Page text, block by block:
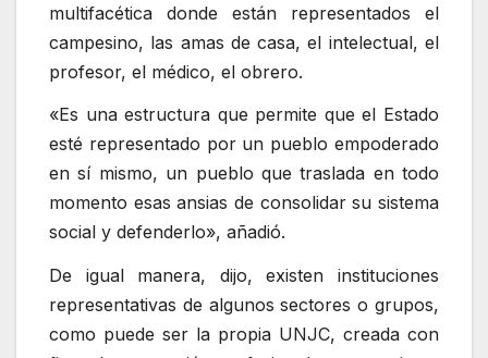
multifacética donde están representados el
campesino, las amas de casa, el intelectual, el
profesor, el médico, el obrero.
«Es una estructura que permite que el Estado
esté representado por un pueblo empoderado
en sí mismo, un pueblo que traslada en todo
momento esas ansias de consolidar su sistema
social y defenderlo», añadió.
De igual manera, dijo, existen instituciones
representativas de algunos sectores o grupos,
como puede ser la propia UNJC, creada con